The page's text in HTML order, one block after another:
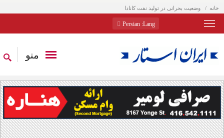
خانه وضعیت بحرانی در تولید نفت کانادا
Lang
: Persian
منو